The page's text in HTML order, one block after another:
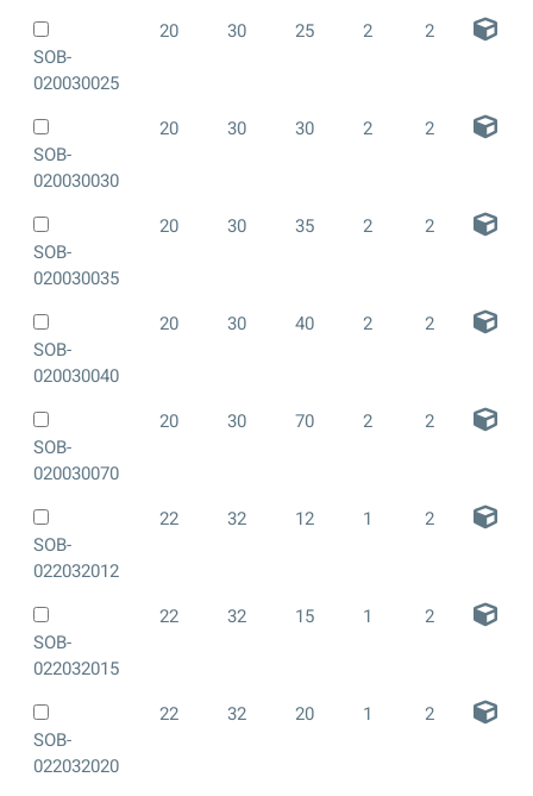
SOB-
020030025
20 30 25 2 2
SOB-
020030030
20 30 30 2 2
SOB-
020030035
20 30 35 2 2
SOB-
020030040
20 30 40 2 2
SOB-
020030070
20 30 70 2 2
SOB-
022032012
22 32 12 1 2
SOB-
022032015
22 32 15 1 2
SOB-
022032020
22 32 20 1 2